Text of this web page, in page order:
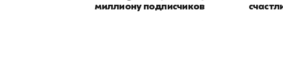
миллиону подписчиков